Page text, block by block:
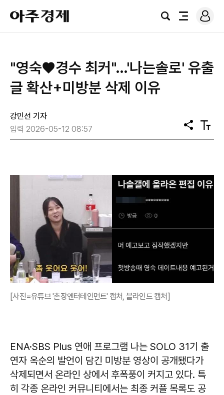
아
주
경
검
전
로
그
"영숙♥경수 최커"…'나는솔로' 유출
글 확산+미방분 삭제 이유
강민선 기자
입력 2026-05-12 08:57
공
유
텍
스
[사진=유튜브 '촌장엔터테인먼트' 캡처, 블라인드 캡처]
ENA·SBS Plus 연애 프로그램 나는 SOLO 31기 출
연자 옥순의 발언이 담긴 미방분 영상이 공개됐다가
삭제되면서 온라인 상에서 후폭풍이 커지고 있다. 특
히 각종 온라인 커뮤니티에서는 최종 커플 목록도 공